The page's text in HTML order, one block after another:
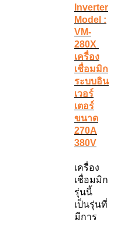
Inverter
Model :
VM-
280X
เครื่อง
เชื่อมมิก
ระบบอิน
เวอร์
เตอร์
ขนาด
270A
380V
เครื่อง
เชื่อมมิก
รุ่นนี้
เป็นรุ่นที่
มีการ